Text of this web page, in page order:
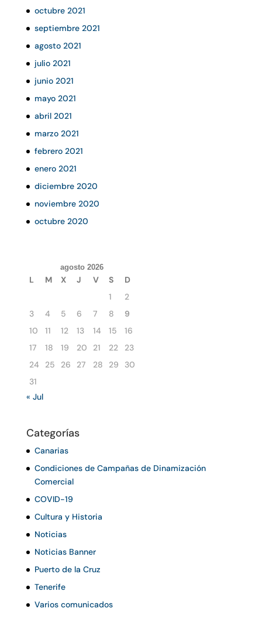
octubre 2021
septiembre 2021
agosto 2021
julio 2021
junio 2021
mayo 2021
abril 2021
marzo 2021
febrero 2021
enero 2021
diciembre 2020
noviembre 2020
octubre 2020
agosto 2026
L M X J V S
D
1
2
3
4 5 6 7 8
9
10
11 12 13 14 15
16
17
18 19 20 21 22
23
24
25 26 27 28 29
30
31
« Jul
Categorías
Canarias
Condiciones de Campañas de Dinamización
Comercial
COVID-19
Cultura y Historia
Noticias
Noticias Banner
Puerto de la Cruz
Tenerife
Varios comunicados